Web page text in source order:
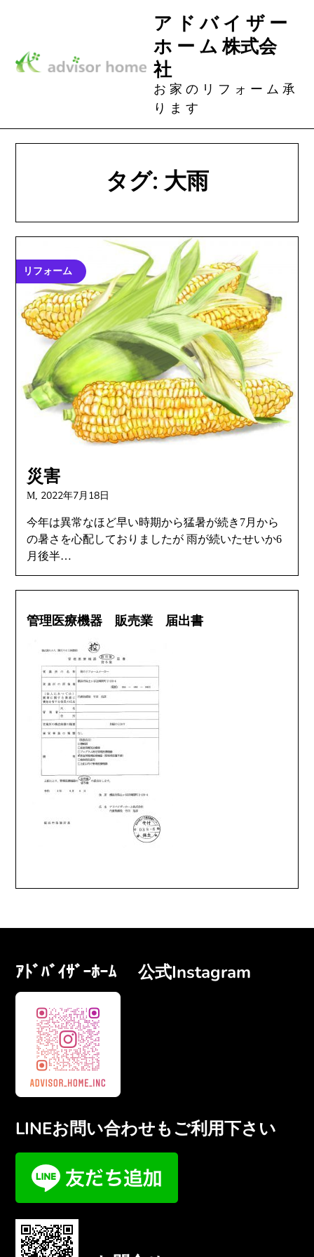
ア ド バ イ ザ ー
ホ ー ム 株式会
社
お 家 の リ フ ォ ー ム 承
り ま す
タグ: 大雨
リフォーム
災害
M, 2022年7月18日
今年は異常なほど早い時期から猛暑が続き7月から
の暑さを心配しておりましたが 雨が続いたせいか6
月後半…
管理医療機器 販売業 届出書
ｱﾄﾞﾊﾞｲｻﾞｰﾎｰﾑ 公式Instagram
LINEお問い合わせもご利用下さい